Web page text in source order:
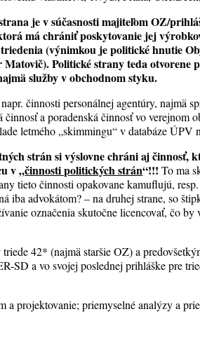
je v súčasnosti majiteľom OZ/
má chrániť poskytovanie jej
(výnimkou je politické hnutie
Politické strany teda otvorene
služby v obchodnom styku.
činnosti personálnej agentúry, najmä
a poradenská činnosť vo verejnom
letmého „skimmingu“ v databáze ÚPV
strán si výslovne chráni aj činnosť,
v „činnosti politických strán“!!!To ma
tieto činnosti opakovane kamuflujú,
iba advokátom? – na druhej strane, so
označenia skutočne licencovať, čo
42* (najmä staršie OZ) a
SD a vo svojej poslednej prihláške pre
projektovanie; priemyselné analýzy a